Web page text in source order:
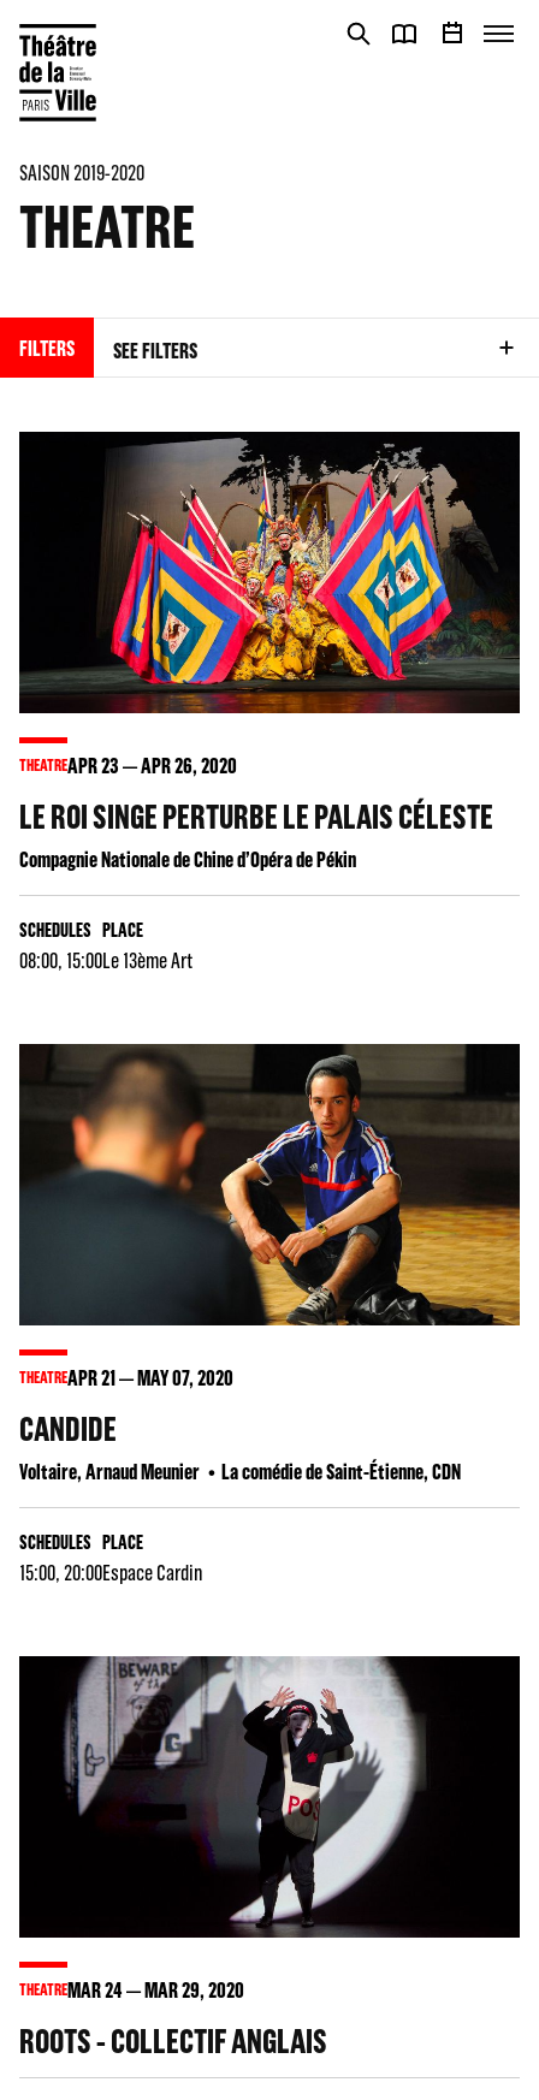
SAISON 2019-2020
THEATRE
FILTERS SEE FILTERS
THEATREAPR23 APR26, 2020
LE ROI SINGE PERTURBE LE PALAIS CÉLESTE
Compagnie Nationale de Chine d’Opéra de Pékin
SCHEDULES
08:00, 15:00
PLACE
Le 13ème Art
THEATREAPR21 MAY07, 2020
CANDIDE
Voltaire, Arnaud Meunier La comédie de Saint-Étienne, CDN
SCHEDULES
15:00, 20:00
PLACE
Espace Cardin
THEATREMAR24 MAR29, 2020
ROOTS - COLLECTIF ANGLAIS